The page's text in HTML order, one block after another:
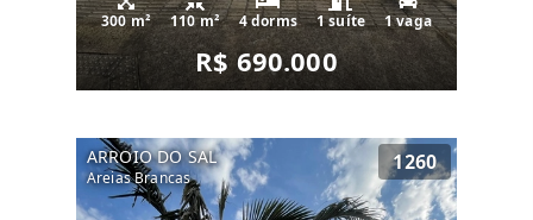
300 m² 110 m² 4 dorms 1 suíte 1 vaga
R$ 690.000
ARROIO DO SAL
Areias Brancas
1260